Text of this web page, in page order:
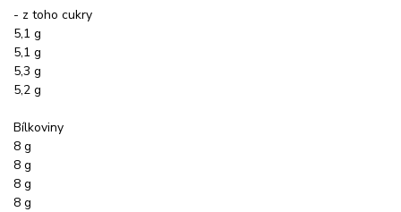
- z toho cukry
5,1 g
5,1 g
5,3 g
5,2 g
Bílkoviny
8 g
8 g
8 g
8 g